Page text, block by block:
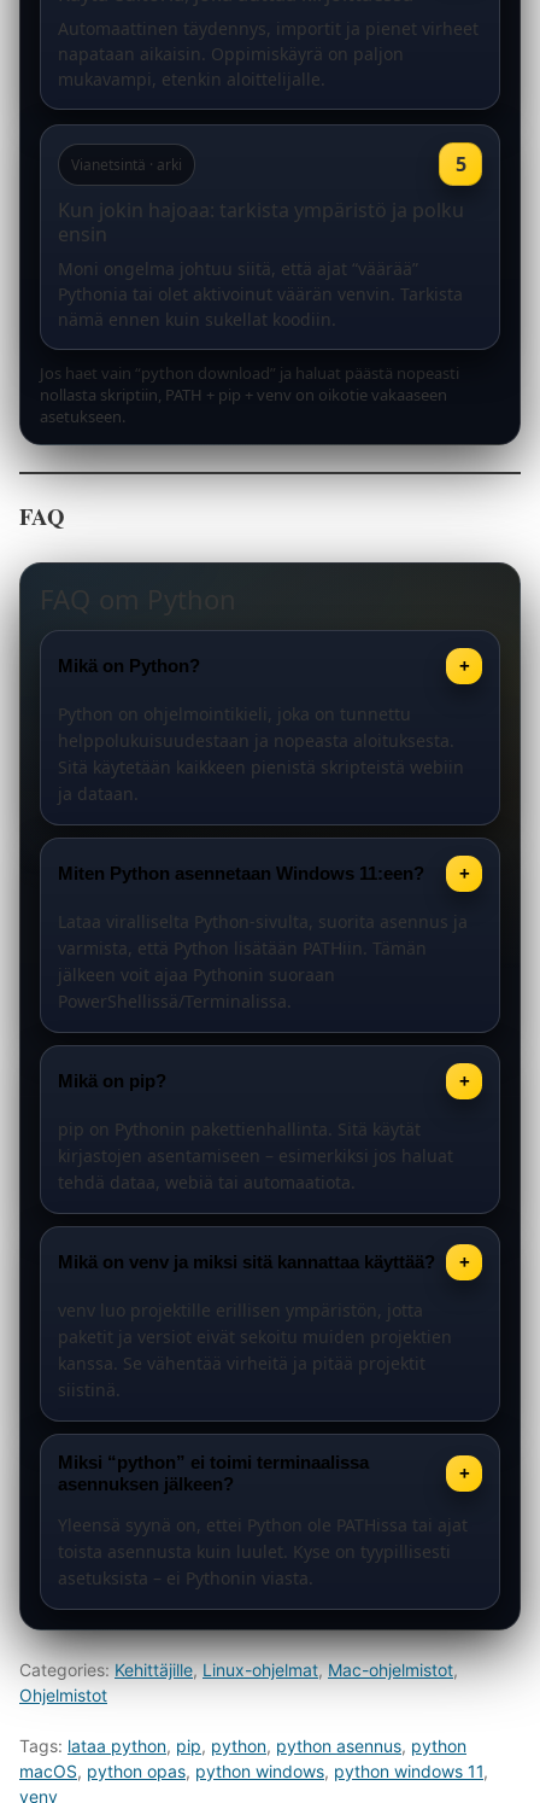
Automaattinen täydennys, importit ja pienet virheet
napataan aikaisin. Oppimiskäyrä on paljon
mukavampi, etenkin aloittelijalle.
Vianetsintä · arki
5
Kun jokin hajoaa: tarkista ympäristö ja polku
ensin
Moni ongelma johtuu siitä, että ajat “väärää”
Pythonia tai olet aktivoinut väärän venvin. Tarkista
nämä ennen kuin sukellat koodiin.
Jos haet vain “python download” ja haluat päästä nopeasti
nollasta skriptiin, PATH + pip + venv on oikotie vakaaseen
asetukseen.
FAQ
FAQ om Python
Mikä on Python? +
Python on ohjelmointikieli, joka on tunnettu
helppolukuisuudestaan ja nopeasta aloituksesta.
Sitä käytetään kaikkeen pienistä skripteistä webiin
ja dataan.
Miten Python asennetaan Windows 11:een? +
Lataa viralliselta Python-sivulta, suorita asennus ja
varmista, että Python lisätään PATHiin. Tämän
jälkeen voit ajaa Pythonin suoraan
PowerShellissä/Terminalissa.
Mikä on pip? +
pip on Pythonin pakettienhallinta. Sitä käytät
kirjastojen asentamiseen – esimerkiksi jos haluat
tehdä dataa, webiä tai automaatiota.
Mikä on venv ja miksi sitä kannattaa käyttää? +
venv luo projektille erillisen ympäristön, jotta
paketit ja versiot eivät sekoitu muiden projektien
kanssa. Se vähentää virheitä ja pitää projektit
siistinä.
Miksi “python” ei toimi terminaalissa
asennuksen jälkeen?
+
Yleensä syynä on, ettei Python ole PATHissa tai ajat
toista asennusta kuin luulet. Kyse on tyypillisesti
asetuksista – ei Pythonin viasta.
Categories:Kehittäjille,Linux-ohjelmat,Mac-ohjelmistot,
Ohjelmistot
Tags: lataa python, pip, python, python asennus, python
macOS, python opas, python windows, python windows 11,
venv